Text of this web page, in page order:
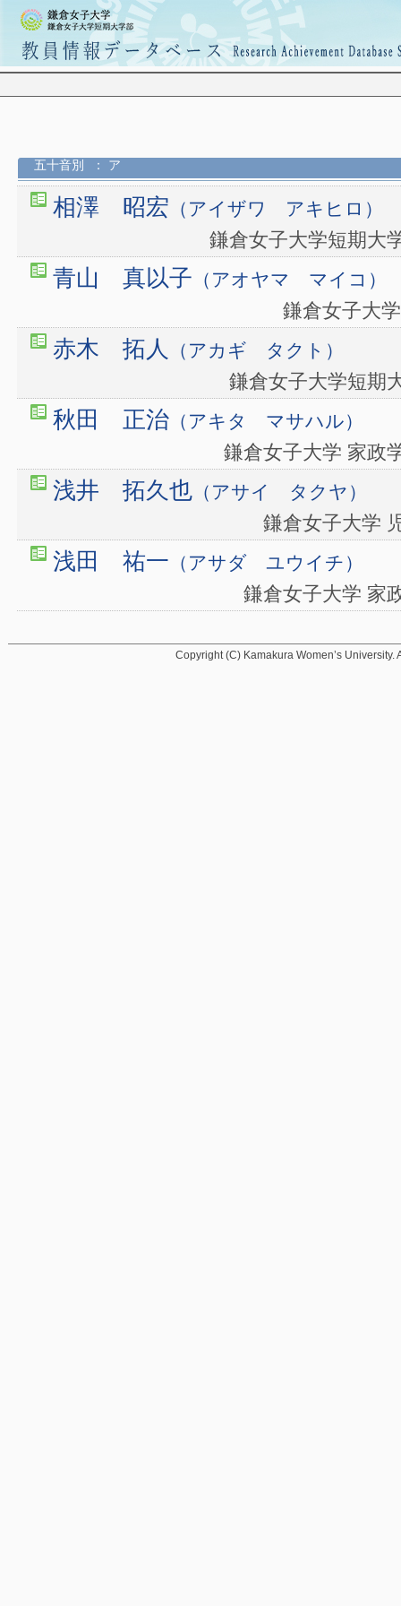
五十音別 ： ア
相澤 昭宏 （アイザワ アキヒロ）
鎌倉女子大学短期
青山 真以子 （アオヤマ マイコ）
鎌倉女子大
赤木 拓人 （アカギ タクト）
鎌倉女子大学短
秋田 正治（アキタ マサハル）
鎌倉女子大学 家
浅井 拓久也（アサイ タクヤ）
鎌倉女子大学
浅田 祐一 （アサダ ユウイチ）
鎌倉女子大学